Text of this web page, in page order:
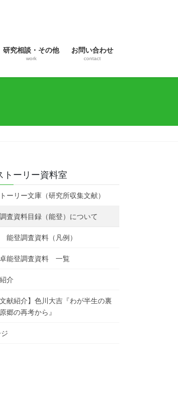
研究相談・その他
work
お問い合わせ
contact
トーリー資料室
ーリー文庫（研究所収集文献）
査資料目録（能登）について
能登調査資料（凡例）
能登調査資料 一覧
介
文献紹介】色川大吉『わが半生の裏
郷の再考から』